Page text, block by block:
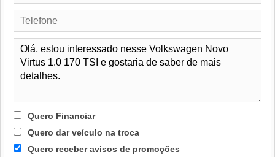
Quero Financiar
Quero dar veículo na troca
Quero receber avisos de promoções